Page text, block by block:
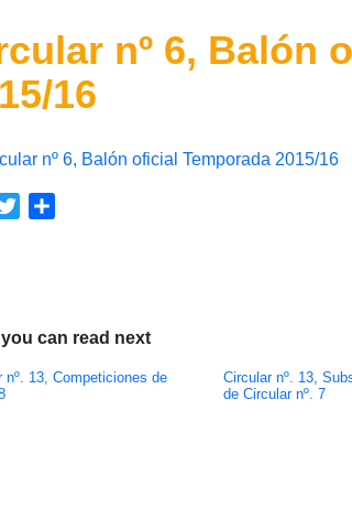
nº 6, Balón
16
nº 6, Balón oficial Temporada 2015/16
Twitter
can read next
nº. 13, Competiciones de
Circular nº. 13,
de Circular nº. 7